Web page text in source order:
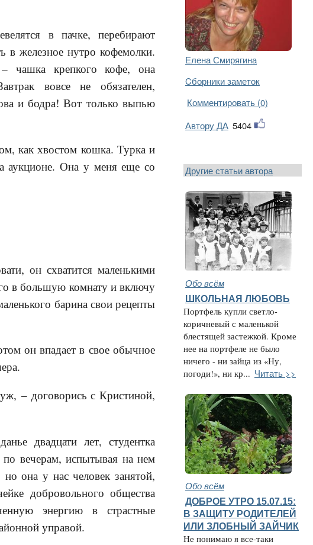
в пачке, перебирают
в железное нутро кофемолки.
чашка крепкого кофе, она
вовсе не обязателен,
и бодра! Вот только выпью
как хвостом кошка. Турка и
аукционе. Она у меня еще со
он схватится маленькими
в большую комнату и включу
барина свои рецепты
он впадает в свое обычное
– договорись с Кристиной,
двадцати лет, студентка
по вечерам, испытывая на нем
она у нас человек занятой,
добровольного общества
энергию в страстные
управой.
Елена Смирягина
Cборники заметок
Комментировать (0)
Автору ДА 5404
Другие статьи автора
Обо всём
ШКОЛЬНАЯ ЛЮБОВЬ
Портфель купли светло-
коричневый с маленькой
блестящей застежкой. Кроме
нее на портфеле не было
ничего - ни зайца из «Ну,
погоди!», ни кр... Читать >>
Обо всём
ДОБРОЕ УТРО 15.07.15:
В ЗАЩИТУ РОДИТЕЛЕЙ
ИЛИ ЗЛОБНЫЙ ЗАЙЧИК
Не понимаю я все-таки